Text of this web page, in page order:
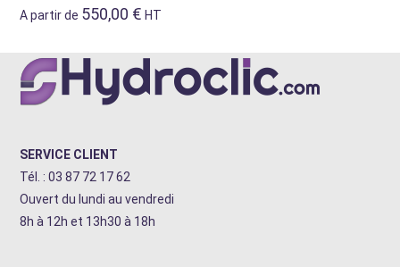
A partir de 550,00 € HT
SERVICE CLIENT
Tél. : 03 87 72 17 62
Ouvert du lundi au vendredi
8h à 12h et 13h30 à 18h